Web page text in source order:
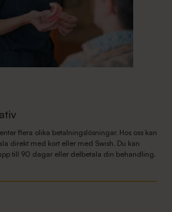
flera olika betalningslösningar. Hos oss kan
direkt med kort eller med Swish. Du kan
till 90 dagar eller delbetala din behandling.